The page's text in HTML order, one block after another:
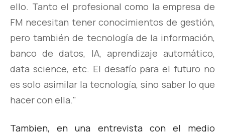
ello. Tanto el profesional como la empresa de
FM necesitan tener conocimientos de gestión,
pero también de tecnología de la información,
banco de datos, IA, aprendizaje automático,
data science, etc. El desafío para el futuro no
es solo asimilar la tecnología, sino saber lo que
hacer con ella."
Tambien, en una entrevista con el medio